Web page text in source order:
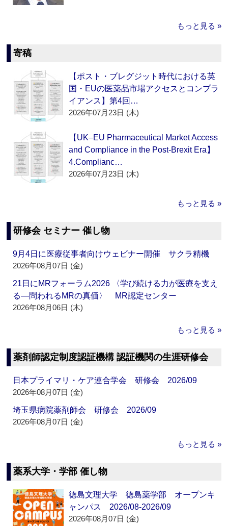
もっと見る »
寄稿
【ポスト・ブレグジット時代における英
国・EUの医薬品市場アクセスとコンプラ
イアンス】第4回…
2026年07月23日 (木)
【UK–EU Pharmaceutical Market Access
and Compliance in the Post-Brexit Era】
4.Complianc…
2026年07月23日 (木)
もっと見る »
研修会 セミナー 催し物
9月4日に医療従事者向けウェビナー開催 サクラ精機
2026年08月07日 (金)
21日にMRフォーラム2026 〈学び続ける力が医療を支え
る―問われるMRの真価〉 MR認定センター
2026年08月06日 (木)
もっと見る »
薬剤師認定制度認証機構 認証機関の生涯研修会
日本プライマリ・ケア連合学会 研修会 2026/09
2026年08月07日 (金)
埼玉県病院薬剤師会 研修会 2026/09
2026年08月07日 (金)
もっと見る »
薬系大学・学部 催し物
徳島文理大学 徳島薬学部 オープンキ
ャンパス 2026/08-2026/09
2026年08月07日 (金)